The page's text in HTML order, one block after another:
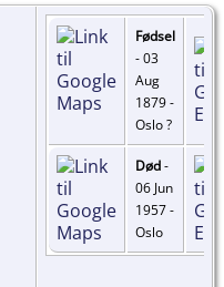
Fødsel
- 03
Aug
1879 -
Oslo ?
Død-
06 Jun
1957 -
Oslo